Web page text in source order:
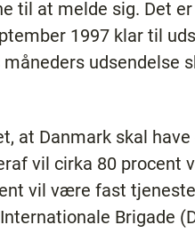
til at melde sig. Det
1997 klar til
udsendelse
at Danmark skal
vil cirka 80 procent
vil være fast
Brigade